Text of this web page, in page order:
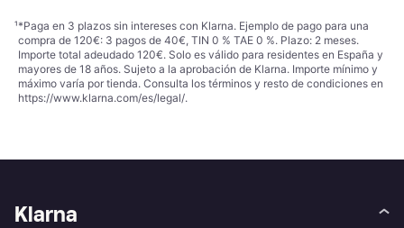
¹*Paga en 3 plazos sin intereses con Klarna. Ejemplo de pago para una
compra de 120€: 3 pagos de 40€, TIN 0 % TAE 0 %. Plazo: 2 meses.
Importe total adeudado 120€. Solo es válido para residentes en España y
mayores de 18 años. Sujeto a la aprobación de Klarna. Importe mínimo y
máximo varía por tienda. Consulta los términos y resto de condiciones en
https://www.klarna.com/es/legal/.
Klarna